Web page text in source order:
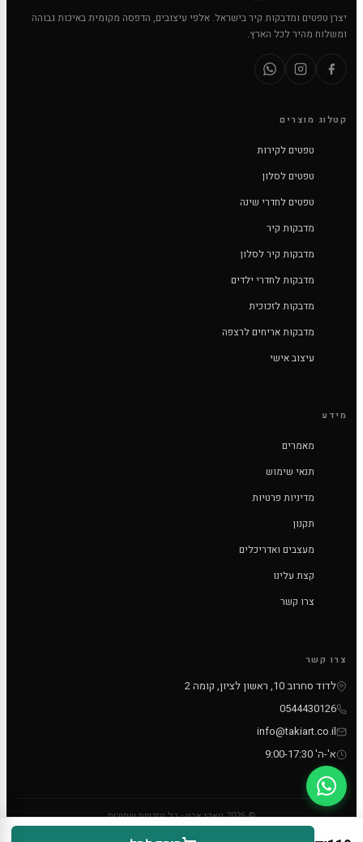
יצרן טפטים ומדבקות קיר בישראל. אלפי עיצובים, הדפסה מקומית באיכות גבוהה
ומשלוח מהיר לכל הארץ.
קטלוג מוצרים
טפטים לקירות
טפטים לסלון
טפטים לחדרי שינה
מדבקות קיר
מדבקות קיר לסלון
מדבקות לחדרי ילדים
מדבקות לזכוכית
מדבקות אריחים לרצפה
עיצוב אישי
מידע
מאמרים
תנאי שימוש
מדיניות פרטיות
תקנון
מעצבים ואדריכלים
קצת עלינו
צרו קשר
צרו קשר
לדוד סחרוב 10, ראשון לציון, קומה 2
0544430126
info@takiart.co.il
א'-ה' 9:00-17:30
© 2026 טאקי ארט - כל הזכויות שמורות